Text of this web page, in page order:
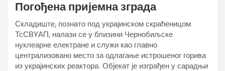
Погођена пријемна зграда
Складиште, познато под украјинском скраћеницом
ТсСВYАП, налази се у близини Чернобиљске
нуклеарне електране и служи као главно
централизовано место за одлагање истрошеног горива
из украјинских реактора. Објекат је изграђен у сарадњи